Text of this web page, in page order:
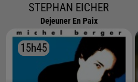
STEPHAN EICHER
Dejeuner En Paix
15h45
15h45